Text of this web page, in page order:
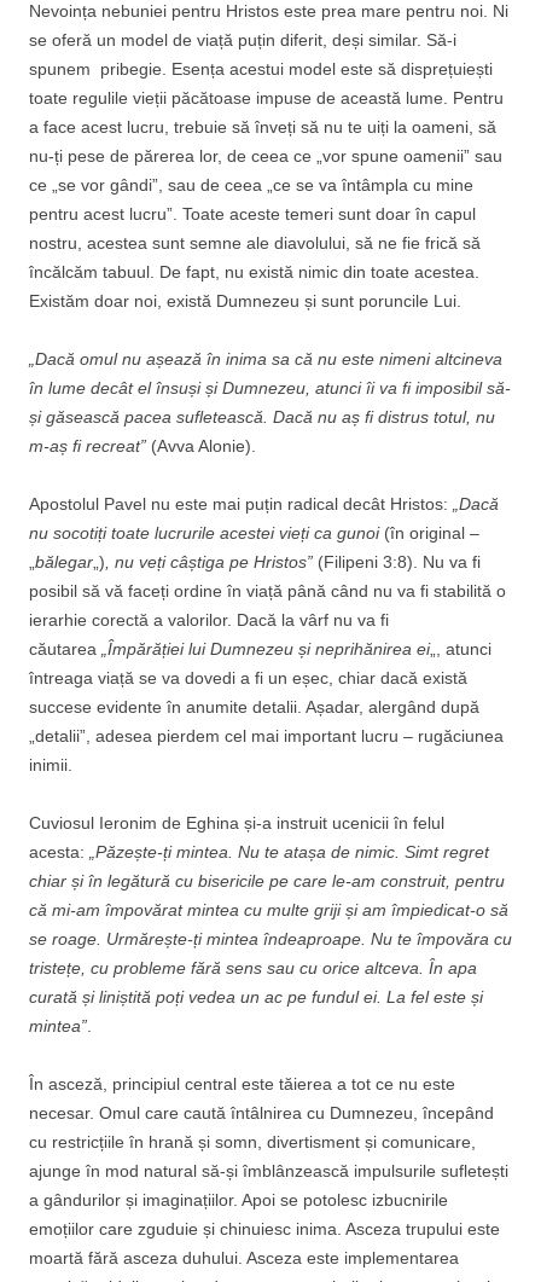
Nevoința nebuniei pentru Hristos este prea mare pentru noi. Ni
se oferă un model de viață puțin diferit, deși similar. Să-i
spunem pribegie. Esența acestui model este să disprețuiești
toate regulile vieții păcătoase impuse de această lume. Pentru
a face acest lucru, trebuie să înveți să nu te uiți la oameni, să
nu-ți pese de părerea lor, de ceea ce „vor spune oamenii” sau
ce „se vor gândi”, sau de ceea „ce se va întâmpla cu mine
pentru acest lucru”. Toate aceste temeri sunt doar în capul
nostru, acestea sunt semne ale diavolului, să ne fie frică să
încălcăm tabuul. De fapt, nu există nimic din toate acestea.
Existăm doar noi, există Dumnezeu și sunt poruncile Lui.
„Dacă omul nu așează în inima sa că nu este nimeni altcineva
în lume decât el însuși și Dumnezeu, atunci îi va fi imposibil să-
și găsească pacea sufletească. Dacă nu aș fi distrus totul, nu
m-aș fi recreat” (Avva Alonie).
Apostolul Pavel nu este mai puțin radical decât Hristos:
„Dacă
nu socotiți toate lucrurile acestei vieți ca gunoi (în original –
bălegar „) , nu veți câștiga pe Hristos” (Filipeni 3:8). Nu va fi
posibil să vă faceți ordine în viață până când nu va fi stabilită o
ierarhie corectă a valorilor. Dacă la vârf nu va fi
căutarea
„Împărăției lui Dumnezeu și neprihănirea ei„, atunci
întreaga viață se va dovedi a fi un eșec, chiar dacă există
succese evidente în anumite detalii. Așadar, alergând după
„detalii”, adesea pierdem cel mai important lucru – rugăciunea
inimii.
Cuviosul Ieronim de Eghina și-a instruit ucenicii în felul
acesta:
„Păzește-ți mintea. Nu te atașa de nimic. Simt regret
chiar și în legătură cu bisericile pe care le-am construit, pentru
că mi-am împovărat mintea cu multe griji și am împiedicat-o să
se roage. Urmărește-ți mintea îndeaproape. Nu te împovăra cu
tristețe, cu probleme fără sens sau cu orice altceva. În apa
curată și liniștită poți vedea un ac pe fundul ei. La fel este și
mintea”
În asceză, principiul central este tăierea a tot ce nu este
necesar. Omul care caută întâlnirea cu Dumnezeu, începând
cu restricțiile în hrană și somn, divertisment și comunicare,
ajunge în mod natural să-și îmblânzească impulsurile sufletești
a gândurilor și imaginațiilor. Apoi se potolesc izbucnirile
emoțiilor care zguduie și chinuiesc inima. Asceza trupului este
moartă fără asceza duhului. Asceza este implementarea